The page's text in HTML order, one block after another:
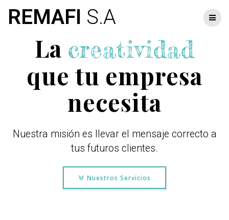
content
REMAFI S.A
La creatividad
que tu empresa
necesita
Nuestra misión es llevar el mensaje correcto a
tus futuros clientes.
Nuestros Servicios